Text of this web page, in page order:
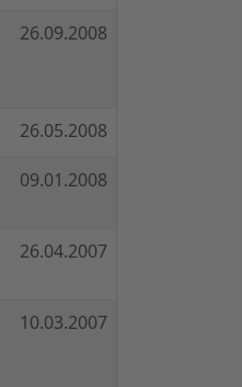
26.09.2008
26.05.2008
09.01.2008
26.04.2007
10.03.2007